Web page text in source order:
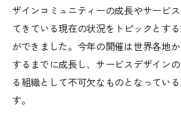
ザインコミュニティーの成長やサービ
てきている現在の状況をトピックとす
ができました。今年の開催は世界各地
するまでに成長し、サービスデザイン
る組織として不可欠なものとなってい
す。